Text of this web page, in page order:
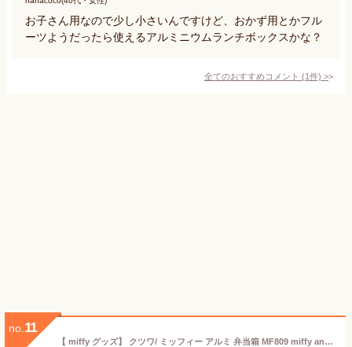
お子さん用なので少し小さいんですけど、おかず用とかフル
ーツようだったら使えるアルミニウムランチボックスかな？
全てのおすすめコメント (1件) >
no. 11
【 miffy グッズ】 クツワ/ ミッフィー アルミ 弁当箱 MF809 miffy and friends 仕切り ランチベルト付き フレンズ 容量 350ml ランチボックス べんとう箱 入園 入学 準備 ランチグッズ レンジOK スナッフィー ふがこ 清潔 日本製 【3cmメール便不可】